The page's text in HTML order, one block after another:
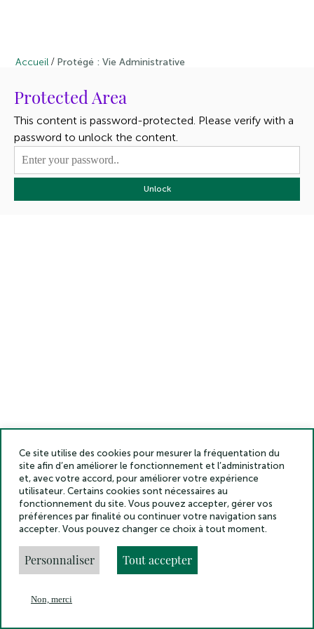
Accueil / Protégé : Vie Administrative
Protected Area
This content is password-protected. Please verify with a
password to unlock the content.
Unlock
Ce site utilise des cookies pour mesurer la fréquentation du
site afin d’en améliorer le fonctionnement et l’administration
et, avec votre accord, pour améliorer votre expérience
utilisateur. Certains cookies sont nécessaires au
fonctionnement du site. Vous pouvez accepter, gérer vos
préférences par finalité ou continuer votre navigation sans
accepter. Vous pouvez changer ce choix à tout moment.
Personnaliser Tout accepter
Non, merci